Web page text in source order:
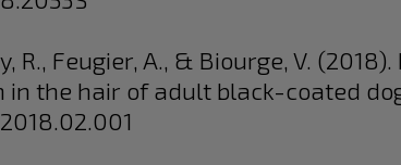
R., Feugier, A., & Biourge, V.
the hair of adult black-coated